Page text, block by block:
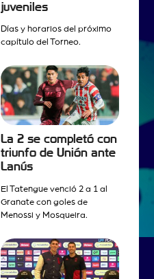
juveniles
Días y horarios del próximo
capítulo del Torneo.
La 2 se completó con
triunfo de Unión ante
Lanús
El Tatengue venció 2 a 1 al
Granate con goles de
Menossi y Mosqueira.